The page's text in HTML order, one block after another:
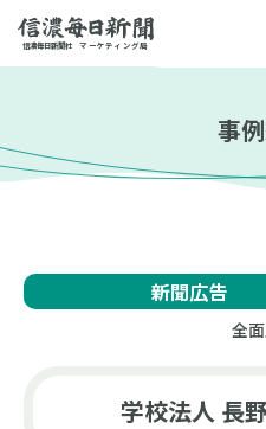
信濃毎日新聞社 マーケティング局
信濃毎日新聞
事例紹介
取扱広告会社
入稿ガイド
お知らせ
媒体資料
ダウンロード
事
新聞広告
全
学校法人 長